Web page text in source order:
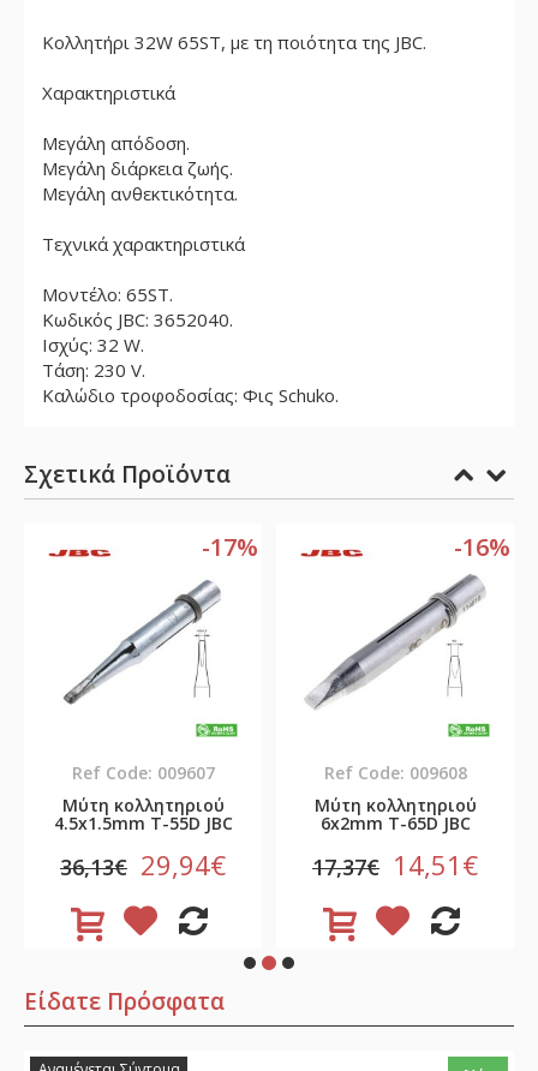
Κολλητήρι 32W 65ST, με τη ποιότητα της JBC.
Χαρακτηριστικά
Μεγάλη απόδοση.
Μεγάλη διάρκεια ζωής.
Μεγάλη ανθεκτικότητα.
Τεχνικά χαρακτηριστικά
Μοντέλο: 65ST.
Κωδικός JBC: 3652040.
Ισχύς: 32 W.
Τάση: 230 V.
Kαλώδιο τροφοδοσίας: Φις Schuko.
Σχετικά Προϊόντα
-17%
Ref Code: 009607
Μύτη κολλητηριού
4.5x1.5mm Τ-55D JBC
36,13€ 29,94€
-16%
Ref Code: 009608
Μύτη κολλητηριού
6x2mm Τ-65D JBC
17,37€ 14,51€
Είδατε Πρόσφατα